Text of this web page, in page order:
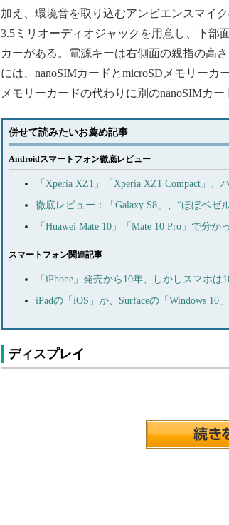
加え、環境音を取り込むアンビエンスマイ
3.5ミリオーディオジャックを用意し、下部
カーがある。電源キーは右側面の親指の高
には、nanoSIMカードとmicroSDメモリーカ
メモリーカードの代わりに別のnanoSIMカー
併せて読みたいお薦め記事
Androidスマートフォン徹底レビュー
「Xperia XZ1」「Xperia XZ1 Compact」
徹底レビュー：「Galaxy S8」、“ほぼベゼ
「Huawei Mate 10」「Mate 10 Pro」で分
スマートフォン関連記事
「iPhone」発売から10年、しかしスマホ
iPadの「iOS」か、Surfaceの「Windows
ディスプレイ